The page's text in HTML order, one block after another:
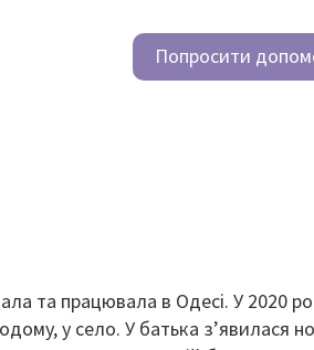
Попросити
та працювала в Одесі. У 2020
у село. У батька з’явилася